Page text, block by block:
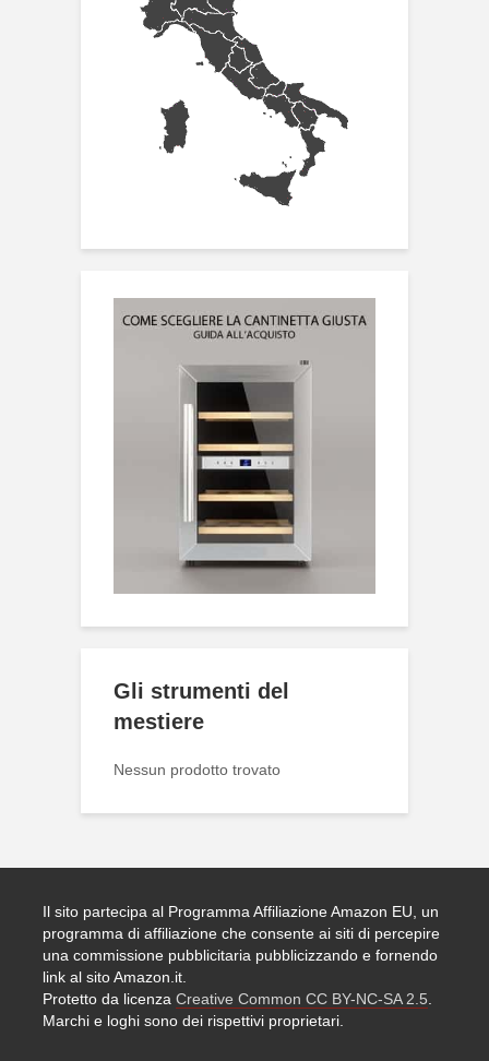
Gli strumenti del
mestiere
Nessun prodotto trovato
Il sito partecipa al Programma Affiliazione Amazon EU, un
programma di affiliazione che consente ai siti di percepire
una commissione pubblicitaria pubblicizzando e fornendo
link al sito Amazon.it.
Protetto da licenza Creative Common CC BY-NC-SA 2.5
Marchi e loghi sono dei rispettivi proprietari.